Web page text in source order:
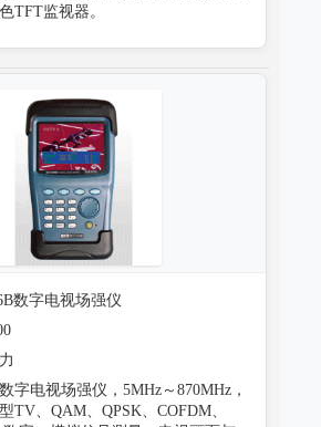
TFT监视器。
数字电视场强仪
字电视场强仪，5MHz～870MHz，
TV、QAM、QPSK、COFDM、